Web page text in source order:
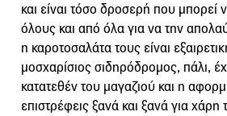
και είναι τόσο δροσερή που μπορεί
όλους και από όλα για να την
η καροτοσαλάτα τους είναι
μοσχαρίσιος σιδηρόδρομος, πάλι,
κατατεθέν του μαγαζιού και η
επιστρέφεις ξανά και ξανά για χάρη